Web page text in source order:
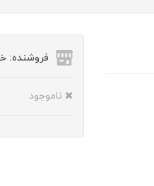
فروشنده:
ناموجود